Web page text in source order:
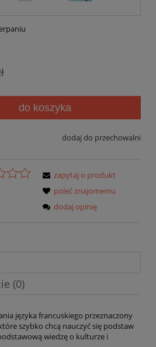
do koszyka
dodaj do przechowalni
zapytaj o produkt
poleć znajomemu
dodaj opinię
(0)
języka francuskiego przeznaczony
szybko chcą nauczyć się podstaw
wiedzę o kulturze i